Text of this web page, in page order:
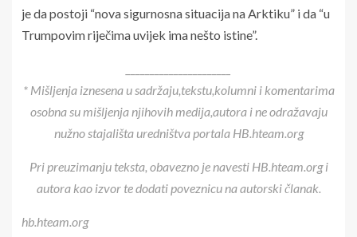
je da postoji “nova sigurnosna situacija na Arktiku” i da “u
Trumpovim riječima uvijek ima nešto istine”.
* Mišljenja iznesena u sadržaju,tekstu,kolumni i komentarima
osobna su mišljenja njihovih medija,autora i ne odražavaju
nužno stajališta uredništva portala HB.hteam.org
Pri preuzimanju teksta, obavezno je navesti HB.hteam.org i
autora kao izvor te dodati poveznicu na autorski članak.
hb.hteam.org